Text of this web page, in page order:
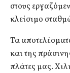
στους
κλείσιμο
Τα
και της
πλάτες μας.